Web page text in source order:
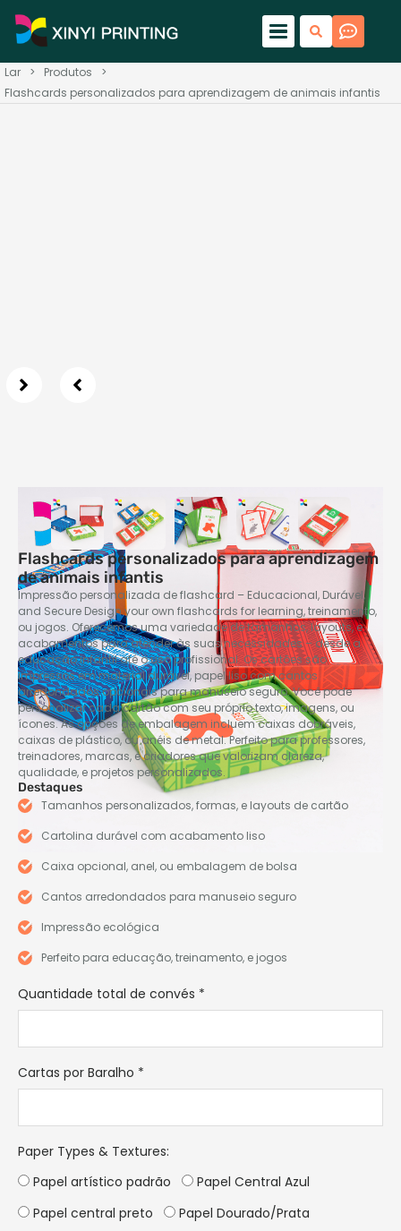
Lar > Produtos
>
Flashcards personalizados para aprendizagem de animais infantis
Flashcards personalizados para aprendizagem
de animais infantis
Impressão personalizada de flashcard – Educacional, Durável,
and Secure Design your own flashcards for learning, treinamento,
ou jogos. Oferecemos uma variedade de tamanhos, layouts, e
acabamentos para atender às suas necessidades – desde a
educação infantil até o uso profissional. Os cartões são
impressos em material durável, papel liso com cantos
arredondados opcionais para manuseio seguro. Você pode
personalizar cada cartão com seu próprio texto, imagens, ou
ícones. As opções de embalagem incluem caixas dobráveis,
caixas de plástico, ou anéis de metal. Perfeito para professores,
treinadores, marcas, e criadores que valorizam clareza,
qualidade, e projetos personalizados.
Destaques
Tamanhos personalizados, formas, e layouts de cartão
Cartolina durável com acabamento liso
Caixa opcional, anel, ou embalagem de bolsa
Cantos arredondados para manuseio seguro
Impressão ecológica
Perfeito para educação, treinamento, e jogos
Quantidade total de convés *
Cartas por Baralho *
Paper Types & Textures:
Papel artístico padrão
Papel Central Azul
Papel central preto
Papel Dourado/Prata